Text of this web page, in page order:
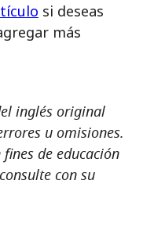
si deseas
más
inglés original
u omisiones.
de educación
con su